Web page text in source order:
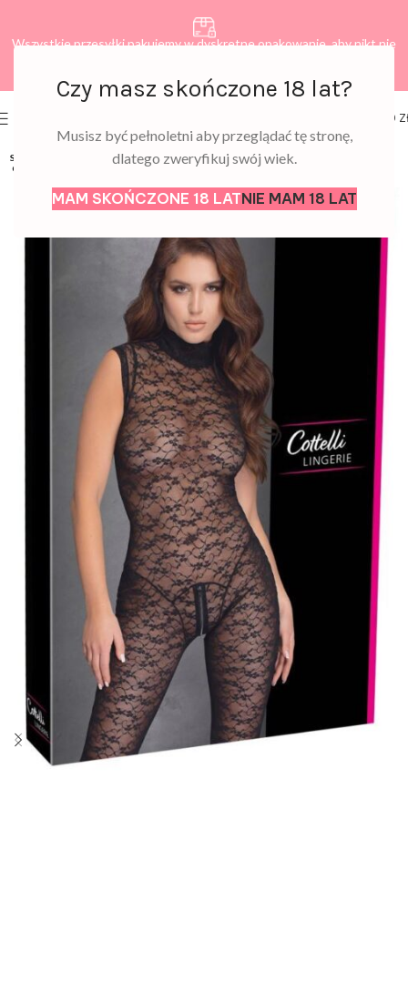
Czy masz skończone 18 lat?
Musisz być pełnoletni aby przeglądać tę stronę,
dlatego zweryfikuj swój wiek.
MAM SKOŃCZONE 18 LATNIE MAM 18 LAT
Wszystkie przesyłki pakujemy w dyskretne opakowanie, aby nikt nie
0,00
SOLD
OUT